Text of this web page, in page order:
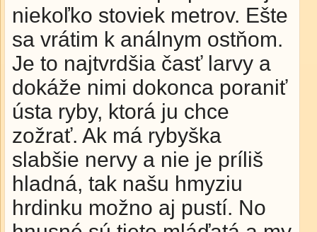
niekoľko stoviek metrov. Ešte
sa vrátim k análnym ostňom.
Je to najtvrdšia časť larvy a
dokáže nimi dokonca poraniť
ústa ryby, ktorá ju chce
zožrať. Ak má rybyška
slabšie nervy a nie je príliš
hladná, tak našu hmyziu
hrdinku možno aj pustí. No